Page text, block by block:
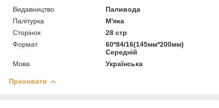
Видавництво
Паливода
Палітурка
М'яка
Сторінок
28 стр
Формат
60*84/16(145мм*200мм)
Середній
Мова
Українська
Приховати